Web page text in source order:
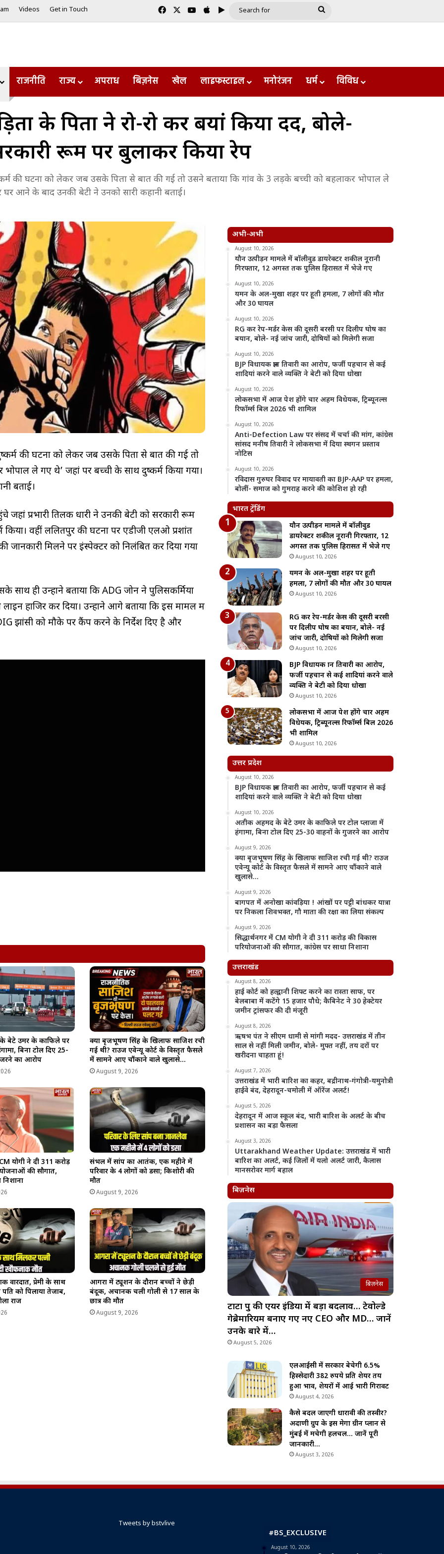
Videos Get in Touch FacebookYouTube
AppleGoogle Play
Search
राजनीति राज्य अपराध बिज़नेस खेल लाइफस्टाइल मनोरंजन धर्म विविध
के पिता ने रो-रो कर बयां किया दर्द, बोले-
रूम पर बुलाकर किया रेप
की घटना को लेकर जब उसके पिता से बात की गई तो उसने बताया कि गांव के 3 लड़के बच्ची को बहलाकर भोपाल ले
आने के बाद उनकी बेटी ने उनको सारी कहानी बताई।
की घटना को लेकर जब उसके पिता से बात की गई तो
ले गए थे’ जहां पर बच्ची के साथ दुष्कर्म किया गया।
बताई।
प्रभारी तिलक धारी ने उनकी बेटी को सरकारी रूम
वहीं ललितपुर की घटना पर एडीजी एलओ प्रशांत
मिलने पर इंस्पेक्टर को निलंबित कर दिया गया
ही उन्होंने बताया कि ADG जोन ने पुलिसकर्मियों
हाजिर कर दिया। उन्होंने आगे बताया कि इस मामलें में
झांसी को मौके पर कैंप करने के निर्देश दिए है और
बेटे उमर के काफिले पर
बिना टोल दिए 25-
का आरोप
क्या बृजभूषण सिंह के खिलाफ साजिश रची
गई थी? राउज एवेन्यू कोर्ट के विस्तृत फैसले
में सामने आए चौंकाने वाले खुलासे…
August 9, 2026
योगी ने दी 311 करोड़
की सौगात,
निशाना
संभल में सांप का आतंक, एक महीने में
परिवार के 4 लोगों को डसा; किशोरी की
मौत
August 9, 2026
वारदात, प्रेमी के साथ
को पिलाया तेजाब,
राज
आगरा में ट्यूशन के दौरान बच्चों ने छेड़ी
बंदूक, अचानक चली गोली से 17 साल के
छात्र की मौत
August 9, 2026
अभी-अभी
August 10, 2026
यौन उत्पीड़न मामले में बॉलीवुड डायरेक्टर शकील नूरानी
गिरफ्तार, 12 अगस्त तक पुलिस हिरासत में भेजे गए
August 10, 2026
यमन के अल-मुखा शहर पर हूती हमला, 7 लोगों की मौत
और 30 घायल
August 10, 2026
RG कर रेप-मर्डर केस की दूसरी बरसी पर दिलीप घोष का
बयान, बोले- नई जांच जारी, दोषियों को मिलेगी सजा
August 10, 2026
BJP विधायक ज्ञान तिवारी का आरोप, फर्जी पहचान से कई
शादियां करने वाले व्यक्ति ने बेटी को दिया धोखा
August 10, 2026
लोकसभा में आज पेश होंगे चार अहम विधेयक, ट्रिब्यूनल्स
रिफॉर्म्स बिल 2026 भी शामिल
August 10, 2026
Anti-Defection Law पर संसद में चर्चा की मांग, कांग्रेस
सांसद मनीष तिवारी ने लोकसभा में दिया स्थगन प्रस्ताव
नोटिस
August 10, 2026
रविदास गुरुघर विवाद पर मायावती का BJP-AAP पर हमला,
बोलीं- समाज को गुमराह करने की कोशिश हो रही
भारत ट्रेंडिंग
यौन उत्पीड़न मामले में बॉलीवुड
डायरेक्टर शकील नूरानी गिरफ्तार, 12
अगस्त तक पुलिस हिरासत में भेजे गए
August 10, 2026
यमन के अल-मुखा शहर पर हूती
हमला, 7 लोगों की मौत और 30 घायल
August 10, 2026
RG कर रेप-मर्डर केस की दूसरी बरसी
पर दिलीप घोष का बयान, बोले- नई
जांच जारी, दोषियों को मिलेगी सजा
August 10, 2026
BJP विधायक ज्ञान तिवारी का आरोप,
फर्जी पहचान से कई शादियां करने वाले
व्यक्ति ने बेटी को दिया धोखा
August 10, 2026
लोकसभा में आज पेश होंगे चार अहम
विधेयक, ट्रिब्यूनल्स रिफॉर्म्स बिल 2026
भी शामिल
August 10, 2026
उत्तर प्रदेश
August 10, 2026
BJP विधायक ज्ञान तिवारी का आरोप, फर्जी पहचान से कई
शादियां करने वाले व्यक्ति ने बेटी को दिया धोखा
August 10, 2026
अतीक अहमद के बेटे उमर के काफिले पर टोल प्लाजा में
हंगामा, बिना टोल दिए 25-30 वाहनों के गुजरने का आरोप
August 9, 2026
क्या बृजभूषण सिंह के खिलाफ साजिश रची गई थी? राउज
एवेन्यू कोर्ट के विस्तृत फैसले में सामने आए चौंकाने वाले
खुलासे…
August 9, 2026
बागपत में अनोखा कांवड़िया ! आंखों पर पट्टी बांधकर यात्रा
पर निकला शिवभक्त, गौ माता की रक्षा का लिया संकल्प
August 9, 2026
सिद्धार्थनगर में CM योगी ने दी 311 करोड़ की विकास
परियोजनाओं की सौगात, कांग्रेस पर साधा निशाना
उत्तराखंड
August 8, 2026
हाई कोर्ट को हल्द्वानी शिफ्ट करने का रास्ता साफ, पर
बेलबाबा में कटेंगे 15 हजार पौधे; कैबिनेट ने 30 हेक्टेयर
जमीन ट्रांसफर की दी मंजूरी
August 8, 2026
ऋषभ पंत ने सीएम धामी से मांगी मदद- उत्तराखंड में तीन
साल से नहीं मिली जमीन, बोले- मुफ्त नहीं, तय दरों पर
खरीदना चाहता हूं!
August 7, 2026
उत्तराखंड में भारी बारिश का कहर, बद्रीनाथ-गंगोत्री-यमुनोत्री
हाईवे बंद, देहरादून-चमोली में ऑरेंज अलर्ट!
August 5, 2026
देहरादून में आज स्कूल बंद, भारी बारिश के अलर्ट के बीच
प्रशासन का बड़ा फैसला
August 3, 2026
Uttarakhand Weather Update: उत्तराखंड में भारी
बारिश का अलर्ट, कई जिलों में यलो अलर्ट जारी, कैलास
मानसरोवर मार्ग बहाल
बिज़नेस
बिज़नेस
टाटा ग्रुप की एयर इंडिया में बड़ा बदलाव… टेवोल्डे
गेब्रेमारियम बनाए गए नए CEO और MD… जानें
उनके बारे में…
August 5, 2026
एलआईसी में सरकार बेचेगी 6.5%
हिस्सेदारी 382 रुपये प्रति शेयर तय
हुआ भाव, शेयरों में आई भारी गिरावट
August 4, 2026
कैसे बदल जाएगी धारावी की तस्वीर?
अदाणी ग्रुप के इस मेगा ग्रीन प्लान से
मुंबई में मचेगी हलचल… जानें पूरी
जानकारी…
August 3, 2026
Tweets by bstvlive
#BS_EXCLUSIVE
August 10, 2026